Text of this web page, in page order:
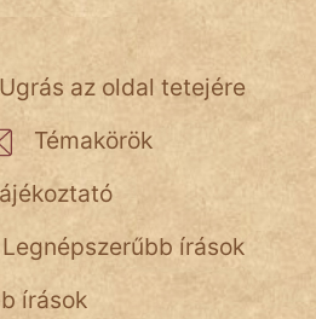
Ugrás az oldal tetejére
Témakörök
Legnépszerűbb írások
írások